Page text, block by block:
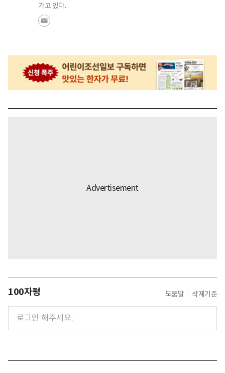
가고 있다.
100자평 도움말 삭제기준